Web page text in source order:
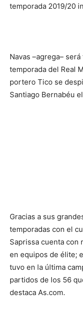
temporada 2019/20
Navas –agrega–
temporada del Real
portero Tico se
Santiago Bernabéu
Gracias a sus
temporadas con el
Saprissa cuenta con
en equipos de élite;
tuvo en la última
partidos de los 56
destaca As.com.